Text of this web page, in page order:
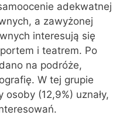
adekwatnej
a zawyżonej
interesują się
i teatrem. Po
na podróże,
W tej grupie
(12,9%) uznały,